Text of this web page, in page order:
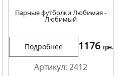
Парные футболки Любимая -
Любимый
Подробнее 1176 грн.
Артикул: 2412